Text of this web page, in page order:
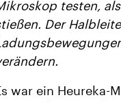
testen,
Der
war ein Heureka-